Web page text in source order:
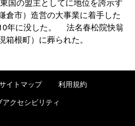
倉市）造営の大事業に着手した
年に没した。 法名春松院快翁
根町）に葬られた。
イトマップ
利用規約
アクセシビリティ